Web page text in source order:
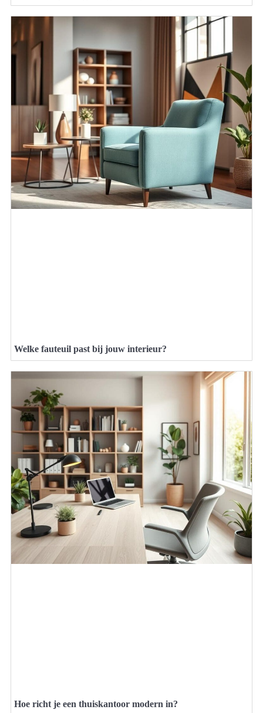
Welke fauteuil past bij jouw interieur?
Hoe richt je een thuiskantoor modern in?